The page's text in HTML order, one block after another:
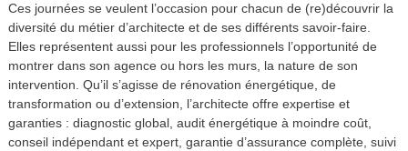
Ces journées se veulent l’occasion pour chacun de (re)découvrir la
diversité du métier d’architecte et de ses différents savoir-faire.
Elles représentent aussi pour les professionnels l’opportunité de
montrer dans son agence ou hors les murs, la nature de son
intervention. Qu’il s’agisse de rénovation énergétique, de
transformation ou d’extension, l’architecte offre expertise et
garanties : diagnostic global, audit énergétique à moindre coût,
conseil indépendant et expert, garantie d’assurance complète, suivi